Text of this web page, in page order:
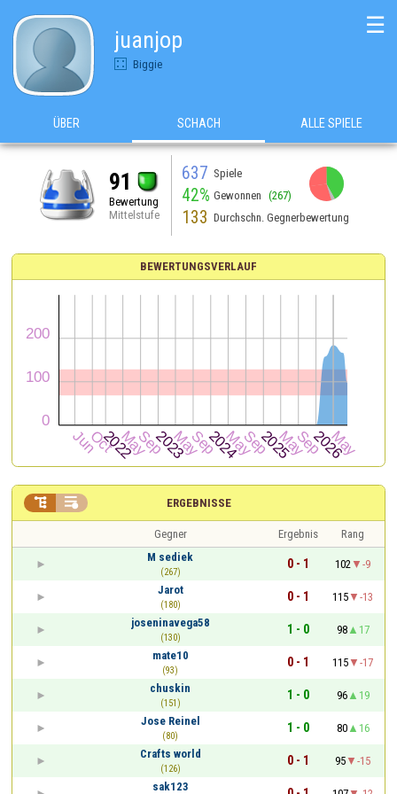
juanjop
Biggie
☰
ÜBER SCHACH ALLE SPIELE
91
Bewertung
Mittelstufe
637 Spiele
42% Gewonnen (267)
133 Durchschn. Gegnerbewertung
BEWERTUNGSVERLAUF
ERGEBNISSE
 
Gegner Ergebnis
Rang
M sediek
(267)
0 - 1 102
-9
Jarot
(180)
0 - 1 115
-13
joseninavega58
(130)
1 - 0 98
17
mate10
(93)
0 - 1 115
-17
chuskin
(151)
1 - 0 96
19
Jose Reinel
(80)
1 - 0 80
16
Crafts world
(126)
0 - 1 95
-15
sak123